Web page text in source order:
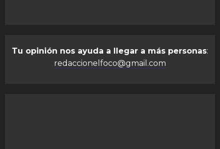
Tu opinión nos ayuda a llegar a más personas:
redaccionelfoco@gmail.com